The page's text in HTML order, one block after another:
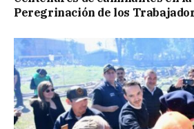
Peregrinación de los